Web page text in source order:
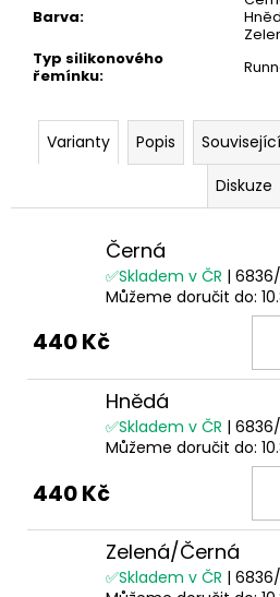
Barva:
Typ silikonového
řemínku:
Varianty Popis
Diskuze
Černá
✅Skladem v ČR | 6836/
Můžeme doručit do:
440 Kč
Hnědá
✅Skladem v ČR | 6836/
Můžeme doručit do:
440 Kč
Zelená/Černá
✅Skladem v ČR | 6836/